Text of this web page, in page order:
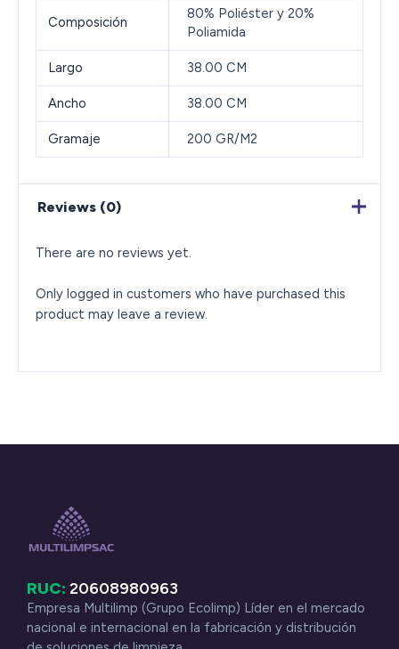
Composición
80% Poliéster y 20%
Poliamida
Largo 38.00 CM
Ancho 38.00 CM
Gramaje 200 GR/M2
Reviews (0)
There are no reviews yet.
Only logged in customers who have purchased this
product may leave a review.
RUC: 20608980963
Empresa Multilimp (Grupo Ecolimp) Líder en el mercado
nacional e internacional en la fabricación y distribución